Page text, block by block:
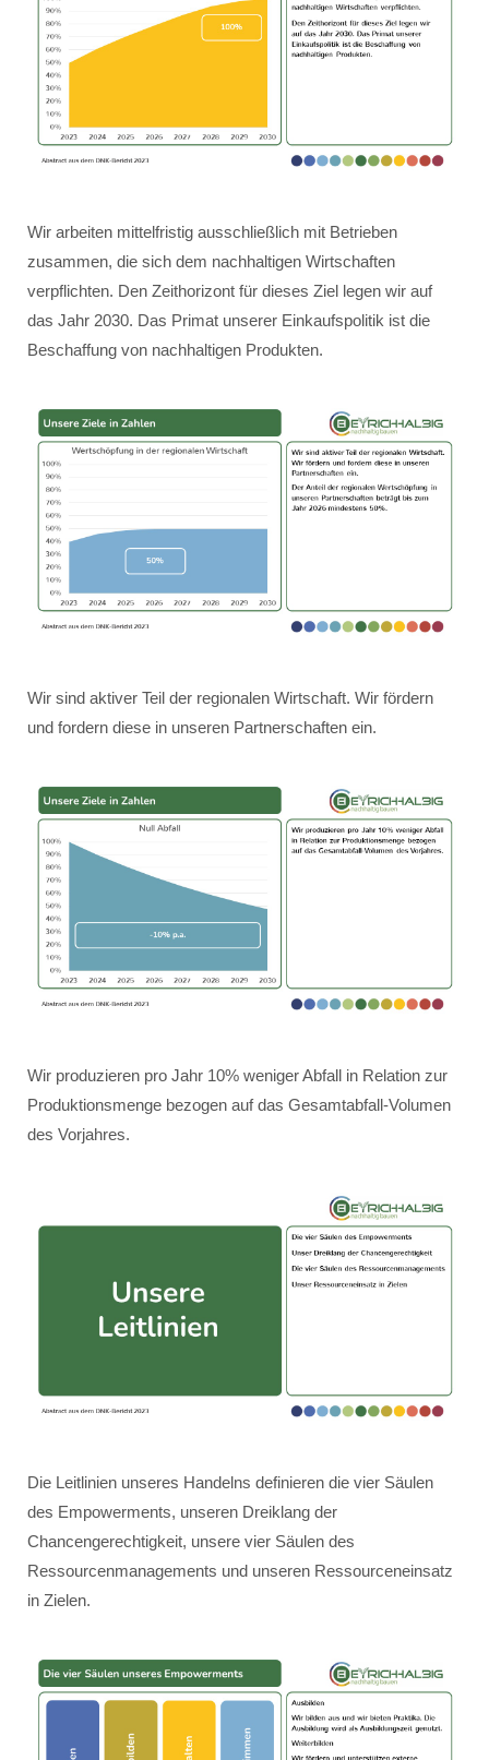
Wir arbeiten mittelfristig ausschließlich mit Betrieben
zusammen, die sich dem nachhaltigen Wirtschaften
verpflichten. Den Zeithorizont für dieses Ziel legen wir auf
das Jahr 2030. Das Primat unserer Einkaufspolitik ist die
Beschaffung von nachhaltigen Produkten.
Wir sind aktiver Teil der regionalen Wirtschaft. Wir fördern
und fordern diese in unseren Partnerschaften ein.
Wir produzieren pro Jahr 10% weniger Abfall in Relation zur
Produktionsmenge bezogen auf das Gesamtabfall-Volumen
des Vorjahres.
Die Leitlinien unseres Handelns definieren die vier Säulen
des Empowerments, unseren Dreiklang der
Chancengerechtigkeit, unsere vier Säulen des
Ressourcenmanagements und unseren Ressourceneinsatz
in Zielen.